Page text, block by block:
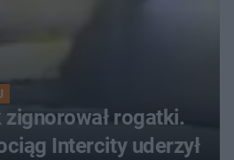
rogatki.
Intercity uderzył